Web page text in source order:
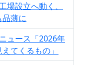
場設立へ動く、
薄に
ュース「2026年
てくるもの」